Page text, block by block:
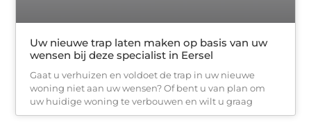
Uw nieuwe trap laten maken op basis van uw
wensen bij deze specialist in Eersel
Gaat u verhuizen en voldoet de trap in uw nieuwe
woning niet aan uw wensen? Of bent u van plan om
uw huidige woning te verbouwen en wilt u graag